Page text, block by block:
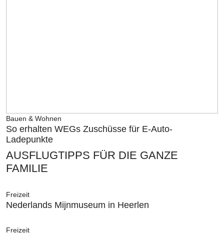
Bauen & Wohnen
So erhalten WEGs Zuschüsse für E-Auto-
Ladepunkte
AUSFLUGTIPPS FÜR DIE GANZE
FAMILIE
Freizeit
Nederlands Mijnmuseum in Heerlen
Freizeit